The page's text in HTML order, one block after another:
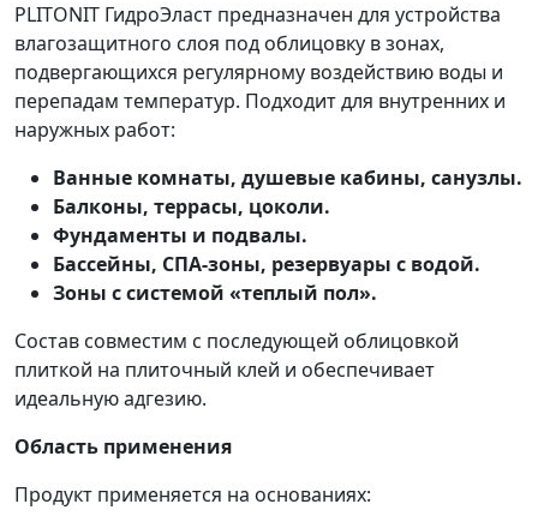
PLITONIT ГидроЭласт предназначен для устройства
влагозащитного слоя под облицовку в зонах,
подвергающихся регулярному воздействию воды и
перепадам температур. Подходит для внутренних и
наружных работ:
Ванные комнаты, душевые кабины, санузлы.
Балконы, террасы, цоколи.
Фундаменты и подвалы.
Бассейны, СПА-зоны, резервуары с водой.
Зоны с системой «теплый пол».
Состав совместим с последующей облицовкой
плиткой на плиточный клей и обеспечивает
идеальную адгезию.
Область применения
Продукт применяется на основаниях: